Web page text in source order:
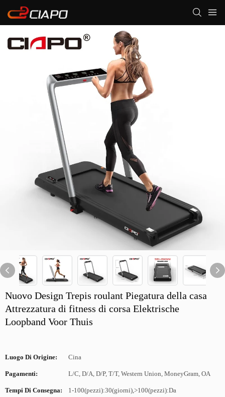
Nuovo Design Trepis roulant Piegatura della casa
Attrezzatura di fitness di corsa Elektrische
Loopband Voor Thuis
Luogo Di Origine: Cina
Pagamenti: L/C, D/A, D/P, T/T, Western Union, MoneyGram, OA
Tempi Di Consegna:
1-100(pezzi):30(giorni),>100(pezzi):Da